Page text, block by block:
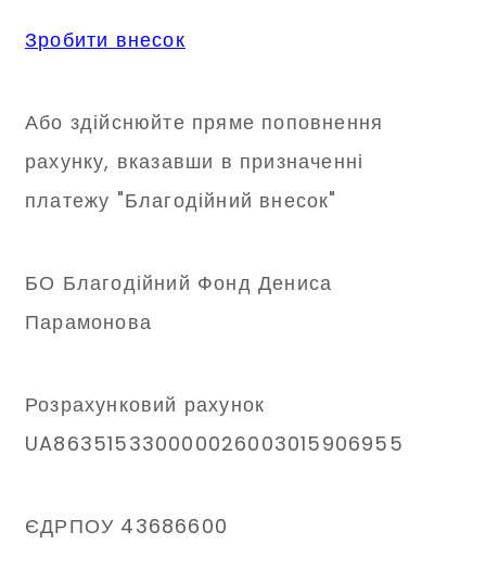
Зробити внесок
Або здійснюйте пряме поповнення
рахунку, вказавши в призначенні
платежу "Благодійний внесок"
БО Благодійний Фонд Дениса
Парамонова
Розрахунковий рахунок
UA863515330000026003015906955
ЄДРПОУ 43686600